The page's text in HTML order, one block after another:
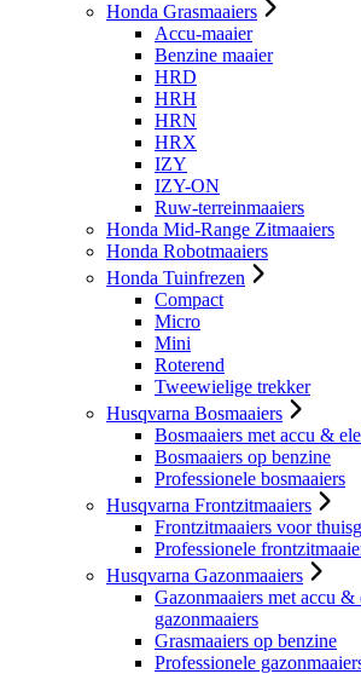
Honda Grasmaaiers
Accu-maaier
Benzine maaier
HRD
HRH
HRN
HRX
IZY
IZY-ON
Ruw-terreinmaaiers
Honda Mid-Range Zitmaaiers
Honda Robotmaaiers
Honda Tuinfrezen
Compact
Micro
Mini
Roterend
Tweewielige trekker
Husqvarna Bosmaaiers
Bosmaaiers met accu &
Bosmaaiers op benzine
Professionele bosmaaiers
Husqvarna Frontzitmaaiers
Frontzitmaaiers voor
Professionele
Husqvarna Gazonmaaiers
Gazonmaaiers met accu &
gazonmaaiers
Grasmaaiers op benzine
Professionele